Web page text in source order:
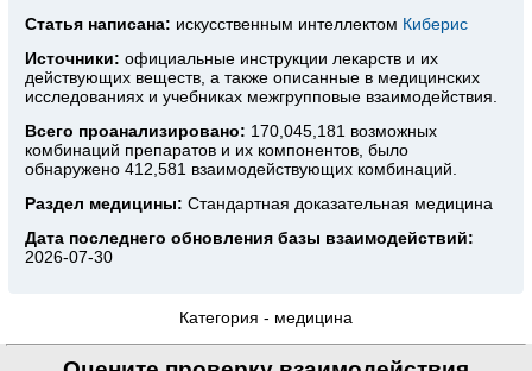
Статья написана: искусственным интеллектом Киберис
Источники: официальные инструкции лекарств и их
действующих веществ, а также описанные в медицинских
исследованиях и учебниках межгрупповые взаимодействия.
Всего проанализировано: 170,045,181 возможных
комбинаций препаратов и их компонентов, было
обнаружено 412,581 взаимодействующих комбинаций.
Раздел медицины: Стандартная доказательная медицина
Дата последнего обновления базы взаимодействий:
2026-07-30
Категория - медицина